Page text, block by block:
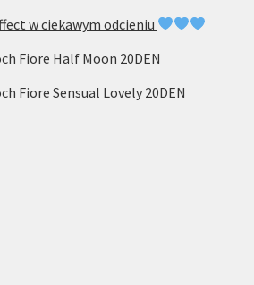
w ciekawym odcieniu
Fiore Half Moon 20DEN
Fiore Sensual Lovely 20DEN